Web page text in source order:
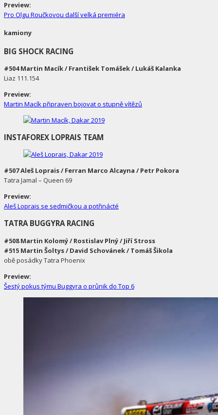
Preview:
Pro Olgu Roučkovou další velká premiéra
kamiony
BIG SHOCK RACING
#504 Martin Macík / František Tomášek / Lukáš Kalanka
Liaz 111.154
Preview:
Martin Macík připraven bojovat o stupně vítězů
INSTAFOREX LOPRAIS TEAM
#507 Aleš Loprais / Ferran Marco Alcayna / Petr Pokora
Tatra Jamal – Queen 69
Preview:
Aleš Loprais se sedmičkou a potřinácté
TATRA BUGGYRA RACING
#508 Martin Kolomý / Rostislav Plný / Jiří Stross
#515 Martin Šoltys / David Schovánek / Tomáš Šikola
obě posádky Tatra Phoenix
Preview:
Šestý pokus týmu Buggyra o průnik do Top 6